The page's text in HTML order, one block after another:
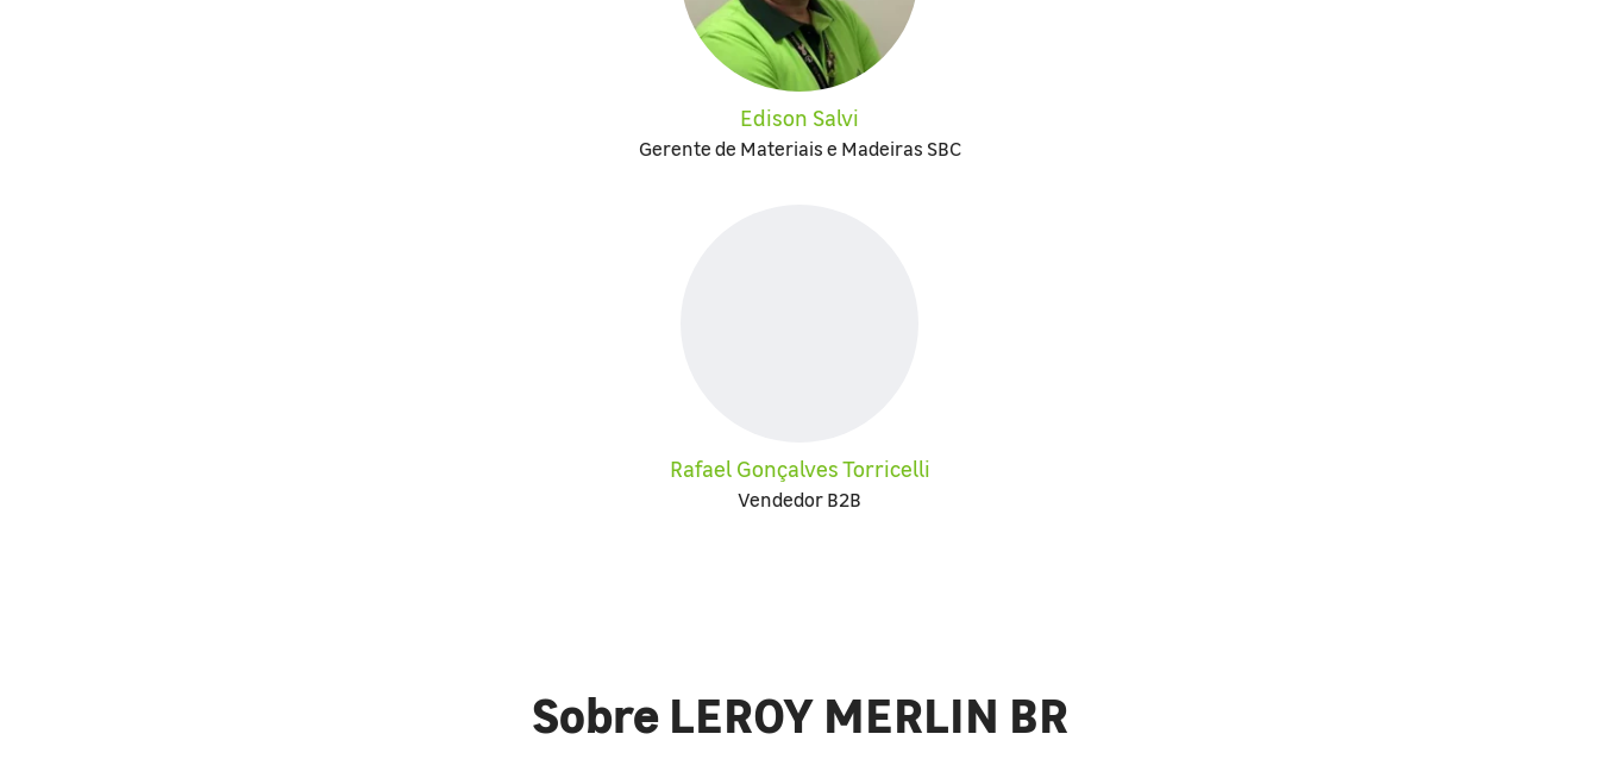
Edison Salvi
Gerente de Materiais e Madeiras SBC
Rafael Gonçalves Torricelli
Vendedor B2B
Sobre LEROY MERLIN BR